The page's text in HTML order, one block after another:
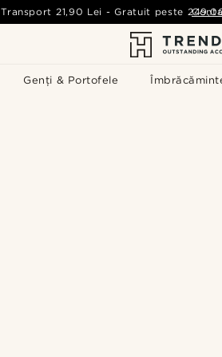
Genți & Portofele
Transport 21,90 Lei -Gratuit peste